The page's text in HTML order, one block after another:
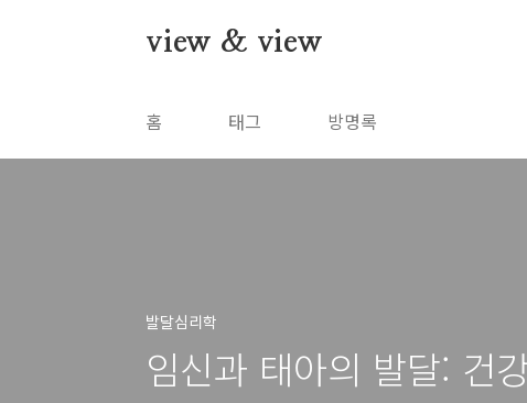
view & view
홈 태그 방명록
발달심리학
임신과 태아의 발달: 건